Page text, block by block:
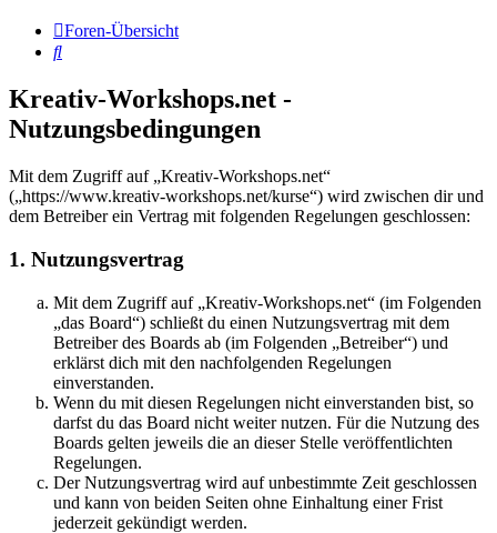
Foren-Übersicht
Suche
Kreativ-Workshops.net -
Nutzungsbedingungen
Mit dem Zugriff auf „Kreativ-Workshops.net“
(„https://www.kreativ-workshops.net/kurse“) wird zwischen dir und
dem Betreiber ein Vertrag mit folgenden Regelungen geschlossen:
1. Nutzungsvertrag
Mit dem Zugriff auf „Kreativ-Workshops.net“ (im Folgenden
„das Board“) schließt du einen Nutzungsvertrag mit dem
Betreiber des Boards ab (im Folgenden „Betreiber“) und
erklärst dich mit den nachfolgenden Regelungen
einverstanden.
Wenn du mit diesen Regelungen nicht einverstanden bist, so
darfst du das Board nicht weiter nutzen. Für die Nutzung des
Boards gelten jeweils die an dieser Stelle veröffentlichten
Regelungen.
Der Nutzungsvertrag wird auf unbestimmte Zeit geschlossen
und kann von beiden Seiten ohne Einhaltung einer Frist
jederzeit gekündigt werden.